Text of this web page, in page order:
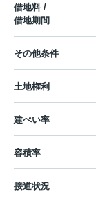
借地料 /
借地期間
その他条件
土地権利
建ぺい率
容積率
接道状況